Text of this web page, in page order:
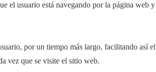
el usuario está navegando por la página web y
por un tiempo más largo, facilitando así el
vez que se visite el sitio web.